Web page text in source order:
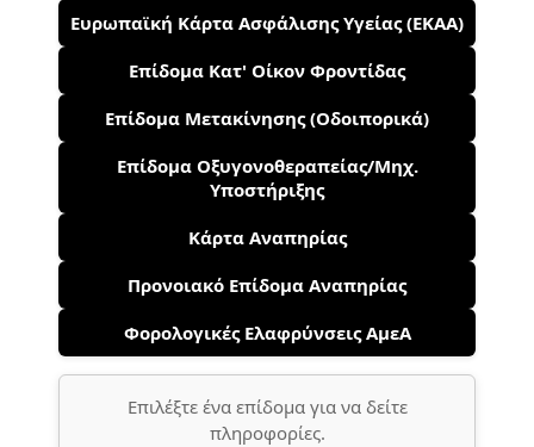
Ευρωπαϊκή Κάρτα Ασφάλισης Υγείας (ΕΚΑΑ)
Επίδομα Κατ' Οίκον Φροντίδας
Επίδομα Μετακίνησης (Οδοιπορικά)
Επίδομα Οξυγονοθεραπείας/Μηχ.
Υποστήριξης
Κάρτα Αναπηρίας
Προνοιακό Επίδομα Αναπηρίας
Φορολογικές Ελαφρύνσεις ΑμεΑ
Επιλέξτε ένα επίδομα για να δείτε
πληροφορίες.